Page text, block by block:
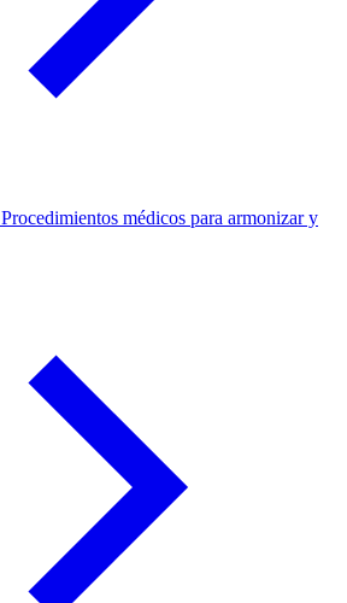
Procedimientos médicos para armonizar y